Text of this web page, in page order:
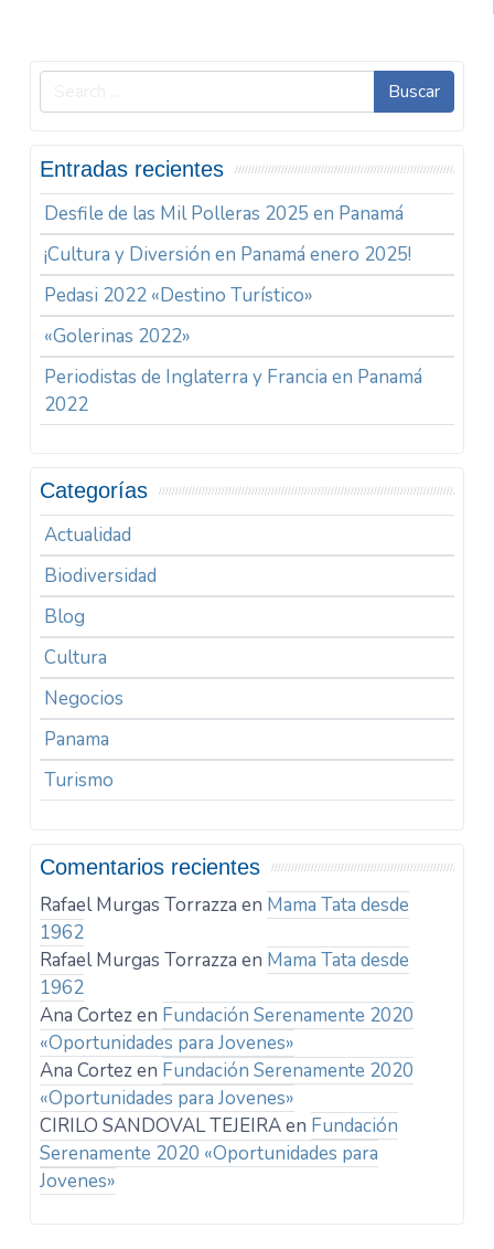
Buscar
Entradas recientes
Desfile de las Mil Polleras 2025 en Panamá
¡Cultura y Diversión en Panamá enero 2025!
Pedasi 2022 «Destino Turístico»
«Golerinas 2022»
Periodistas de Inglaterra y Francia en Panamá
2022
Categorías
Actualidad
Biodiversidad
Blog
Cultura
Negocios
Panama
Turismo
Comentarios recientes
Rafael Murgas Torrazza en Mama Tata desde
1962
Rafael Murgas Torrazza en Mama Tata desde
1962
Ana Cortezen Fundación Serenamente 2020
«Oportunidades para Jovenes»
Ana Cortezen Fundación Serenamente 2020
«Oportunidades para Jovenes»
CIRILO SANDOVAL TEJEIRAen Fundación
Serenamente 2020 «Oportunidades para
Jovenes»